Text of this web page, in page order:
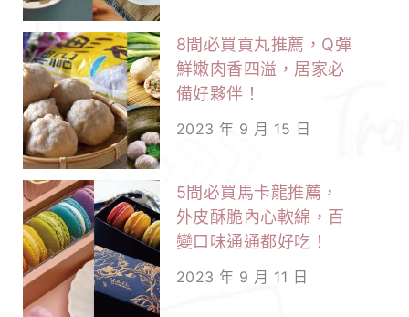
8間必買貢丸推薦，Q彈
鮮嫩肉香四溢，居家必
備好夥伴！
2023 年 9 月 15 日
5間必買馬卡龍推薦，
外皮酥脆內心軟綿，百
變口味通通都好吃！
2023 年 9 月 11 日